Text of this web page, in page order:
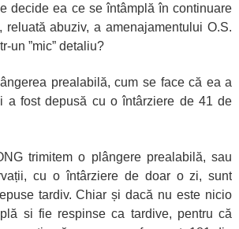
decide ea ce se întâmplă în continuare
reluată abuziv, a amenajamentului O.S.
un ”mic” detaliu?
prealabilă, cum se face că ea a
a fost depusă cu o întârziere de 41 de
trimitem o plângere prealabilă, sau
cu o întârziere de doar o zi, sunt
tardiv. Chiar și dacă nu este nicio
si fie respinse ca tardive, pentru că